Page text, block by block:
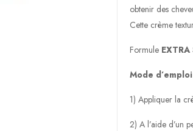
obtenir des
Cette crème
Formule
Mode
1) Appliquer la
2) A l’aide d’un